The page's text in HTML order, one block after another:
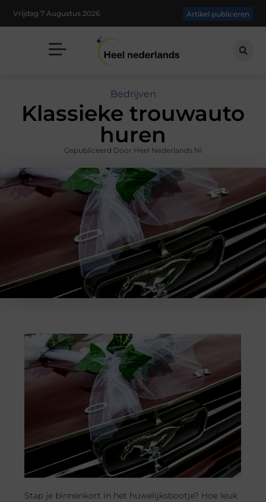
Vrijdag 7 Augustus 2026 Artikel publiceren
Bedrijven
Klassieke trouwauto
huren
Gepubliceerd Door Heel Nederlands.nl
Stap je binnenkort in het huwelijksbootje? Hoe leuk